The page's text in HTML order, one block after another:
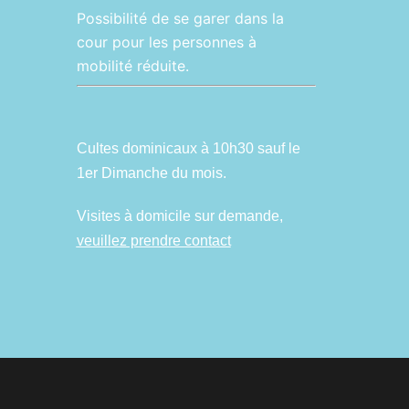
Possibilité de se garer dans la
cour pour les personnes à
mobilité réduite.
Cultes dominicaux à 10h30 sauf le
1er Dimanche du mois.
Visites à domicile sur demande,
veuillez prendre contact